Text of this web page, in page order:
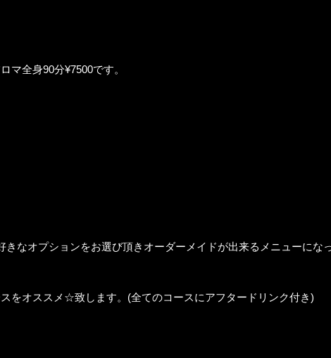
全身90分¥7500です。
きなオプションをお選び頂きオーダーメイドが出来るメニューにな
をオススメ☆致します。(全てのコースにアフタードリンク付き)